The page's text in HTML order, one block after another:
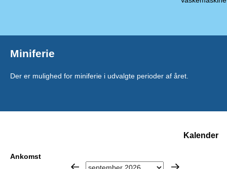
Miniferie
Der er mulighed for miniferie i udvalgte perioder af året.
Kalender
Ankomst